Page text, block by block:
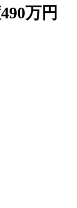
万円